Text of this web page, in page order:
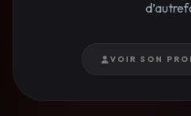
VOIR SON